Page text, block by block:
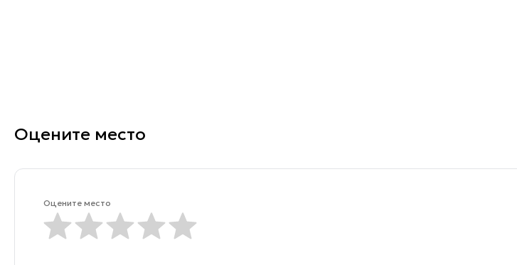
Оцените место
Оцените место